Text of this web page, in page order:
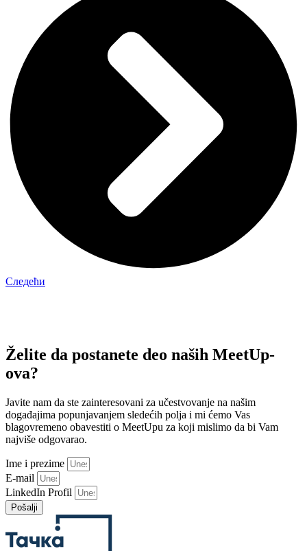
Следећи
Želite da postanete deo naših MeetUp-
ova?
Javite nam da ste zainteresovani za učestvovanje na našim
događajima popunjavanjem sledećih polja i mi ćemo Vas
blagovremeno obavestiti o MeetUpu za koji mislimo da bi Vam
najviše odgovarao.
Ime i prezime
E-mail
LinkedIn Profil
Pošalji